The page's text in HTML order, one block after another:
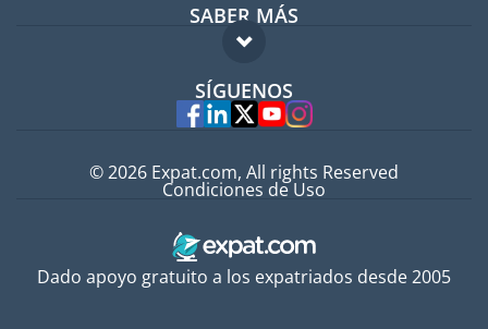
Guía para expatriados
Trabajos en el extranjero
SABER MÁS
FAQ
Expertos
SÍGUENOS
Dado apoyo gratuito a los expatriados desde 2005
© 2026 Expat.com, All rights Reserved
Condiciones de Uso